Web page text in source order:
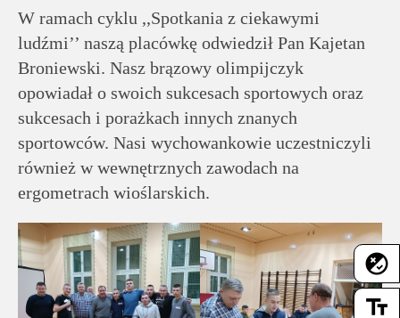
flaky
text_fields
Dla
pracowników
Historia
Wirtualny
spacer
Mapa
strony
W ramach cyklu ,,Spotkania z ciekawymi
ludźmi’’ naszą placówkę odwiedził Pan Kajetan
Broniewski. Nasz brązowy olimpijczyk
opowiadał o swoich sukcesach sportowych oraz
sukcesach i porażkach innych znanych
sportowców. Nasi wychowankowie uczestniczyli
również w wewnętrznych zawodach na
ergometrach wioślarskich.